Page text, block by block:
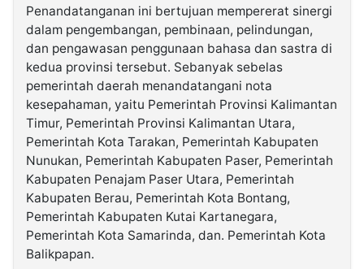
Penandatanganan ini bertujuan mempererat sinergi
dalam pengembangan, pembinaan, pelindungan,
dan pengawasan penggunaan bahasa dan sastra di
kedua provinsi tersebut. Sebanyak sebelas
pemerintah daerah menandatangani nota
kesepahaman, yaitu Pemerintah Provinsi Kalimantan
Timur, Pemerintah Provinsi Kalimantan Utara,
Pemerintah Kota Tarakan, Pemerintah Kabupaten
Nunukan, Pemerintah Kabupaten Paser, Pemerintah
Kabupaten Penajam Paser Utara, Pemerintah
Kabupaten Berau, Pemerintah Kota Bontang,
Pemerintah Kabupaten Kutai Kartanegara,
Pemerintah Kota Samarinda, dan. Pemerintah Kota
Balikpapan.